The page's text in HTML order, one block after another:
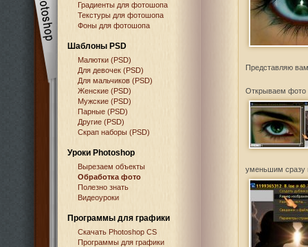
Градиенты для фотошопа
Текстуры для фотошопа
Фоны для фотошопа
Шаблоны PSD
Малютки (PSD)
Для девочек (PSD)
Для мальчиков (PSD)
Женские (PSD)
Мужские (PSD)
Парные (PSD)
Другие (PSD)
Скрап наборы (PSD)
Уроки Photoshop
Вырезаем объекты
Обработка фото
Полезно знать
Видеоуроки
Программы для графики
Cкачать Photoshop CS
Программы для графики
Представляю
Открываем фото
уменьшим сразу